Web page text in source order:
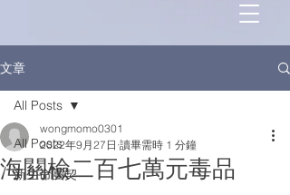
文章
All Posts
新生命團契
All Posts
海關檢二百七萬元毒品
wongmomo0301
2022年9月27日 讀畢需時 1 分鐘